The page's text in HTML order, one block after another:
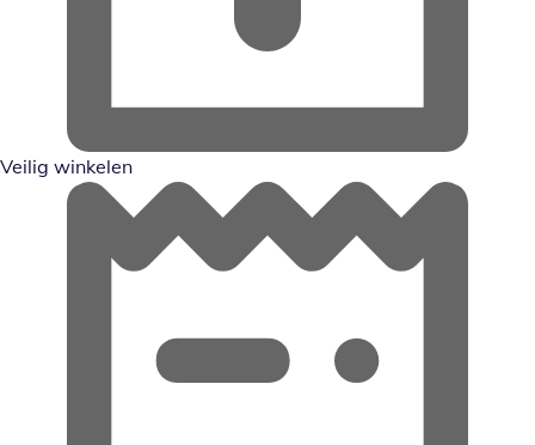
Veilig winkelen